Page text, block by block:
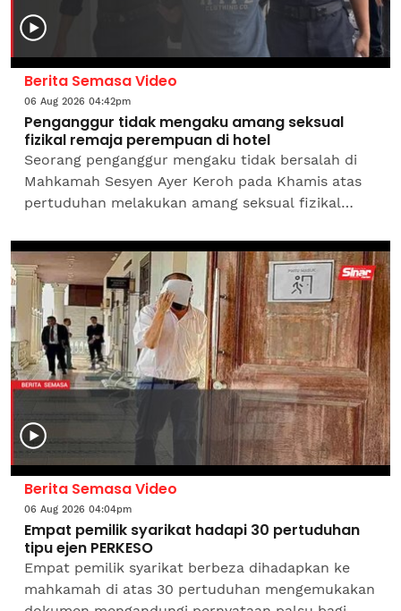
Berita Semasa Video
06 Aug 2026 04:42pm
Penganggur tidak mengaku amang seksual
fizikal remaja perempuan di hotel
Seorang penganggur mengaku tidak bersalah di
Mahkamah Sesyen Ayer Keroh pada Khamis atas
pertuduhan melakukan amang seksual fizikal
tahun pada minggu...
Berita Semasa Video
06 Aug 2026 04:04pm
Empat pemilik syarikat hadapi 30 pertuduhan
tipu ejen PERKESO
Empat pemilik syarikat berbeza dihadapkan ke
mahkamah di atas 30 pertuduhan mengemukakan